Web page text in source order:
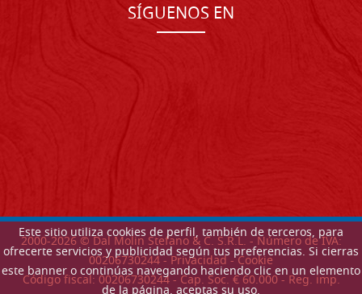
Este sitio utiliza cookies de perfil, también de terceros, para
ofrecerte servicios y publicidad según tus preferencias. Si cierras
este banner o continúas navegando haciendo clic en un elemento
SÍGUENOS EN
2000-2026© Dal Molin Stefano & C. S.R.L. - Número de IVA:
00206730244 -Privacidad-Cookie
Código fiscal: 00206730244 - Cap. Soc. € 60.000 - Reg. imp.